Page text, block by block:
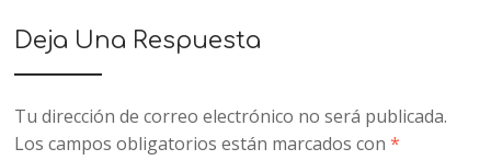
Deja Una Respuesta
Tu dirección de correo electrónico no será publicada.
Los campos obligatorios están marcados con*